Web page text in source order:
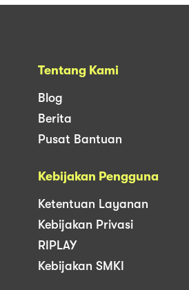
Tentang Kami
Blog
Berita
Pusat Bantuan
Kebijakan Pengguna
Ketentuan Layanan
Kebijakan Privasi
RIPLAY
Kebijakan SMKI